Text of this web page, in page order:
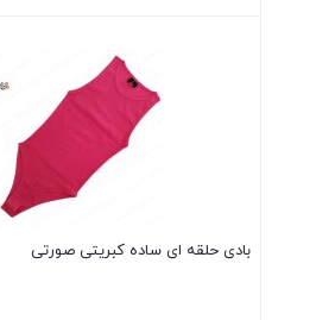
بادی حلقه ای ساده کبریتی صورتی